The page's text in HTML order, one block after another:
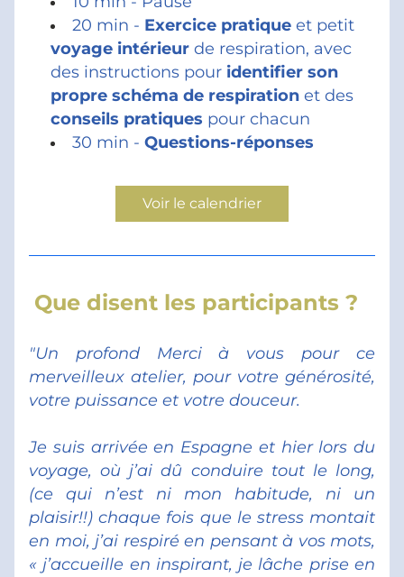
20 min - Exercice pratique
voyage intérieur de respiration, avec
des instructions pour identifier son
propre schéma de respiration
conseils pratiques pour chacun
30 min - Questions-réponses
Voir le calendrier
Que disent les participants ?
"Un profond Merci à vous pour ce
merveilleux atelier, pour votre générosité,
votre puissance et votre douceur.
Je suis arrivée en Espagne et hier lors du
voyage, où j’ai dû conduire tout le long,
(ce qui n’est ni mon habitude, ni un
plaisir!!) chaque fois que le stress montait
en moi, j’ai respiré en pensant à vos mots,
« j’accueille en inspirant, je lâche prise en